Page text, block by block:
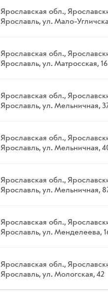
Ярославская обл.,
Ярославль, ул. Мало-
Ярославская обл.,
Ярославль, ул. Матросская, 16
Ярославская обл.,
Ярославль, ул. Мельничная,
Ярославская обл.,
Ярославль, ул. Мельничная,
Ярославская обл.,
Ярославль, ул. Мельничная,
Ярославская обл.,
Ярославль, ул. Менделеева,
Ярославская обл.,
Ярославль, ул. Мологская, 42